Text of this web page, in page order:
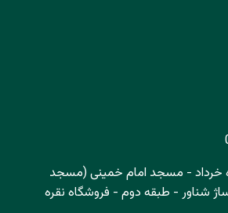
خرداد - مسجد امام خمینی (مسجد
شناور - طبقه دوم - فروشگاه نقره